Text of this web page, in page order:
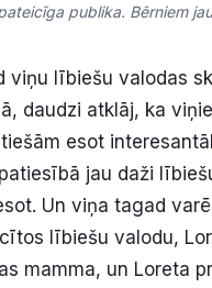
publika. Bērniem
viņu lībiešu valodas
daudzi atklāj, ka
esot
jau daži
Un viņa tagad
lībiešu valodu,
mamma, un Loreta